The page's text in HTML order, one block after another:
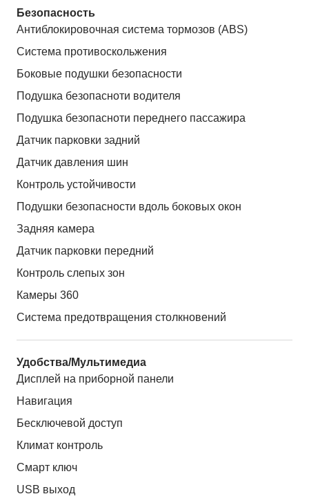
Безопасность
Антиблокировочная система тормозов (ABS)
Система противоскольжения
Боковые подушки безопасности
Подушка безопасноти водителя
Подушка безопасноти переднего пассажира
Датчик парковки задний
Датчик давления шин
Контроль устойчивости
Подушки безопасности вдоль боковых окон
Задняя камера
Датчик парковки передний
Контроль слепых зон
Камеры 360
Система предотвращения столкновений
Удобства/Мультимедиа
Дисплей на приборной панели
Навигация
Бесключевой доступ
Климат контроль
Смарт ключ
USB выход